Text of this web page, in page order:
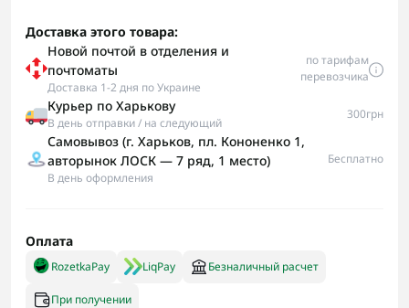
Доставка этого товара:
Новой почтой в отделения и
почтоматы
Доставка 1-2 дня по Украине
по тарифам
перевозчика
Курьер по Харькову
В день отправки / на следующий
300грн
Самовывоз (г. Харьков, пл. Кононенко 1,
авторынок ЛОСК — 7 ряд, 1 место)
В день оформления
Бесплатно
Оплата
RozetkaPay LiqPay Безналичный расчет
При получении